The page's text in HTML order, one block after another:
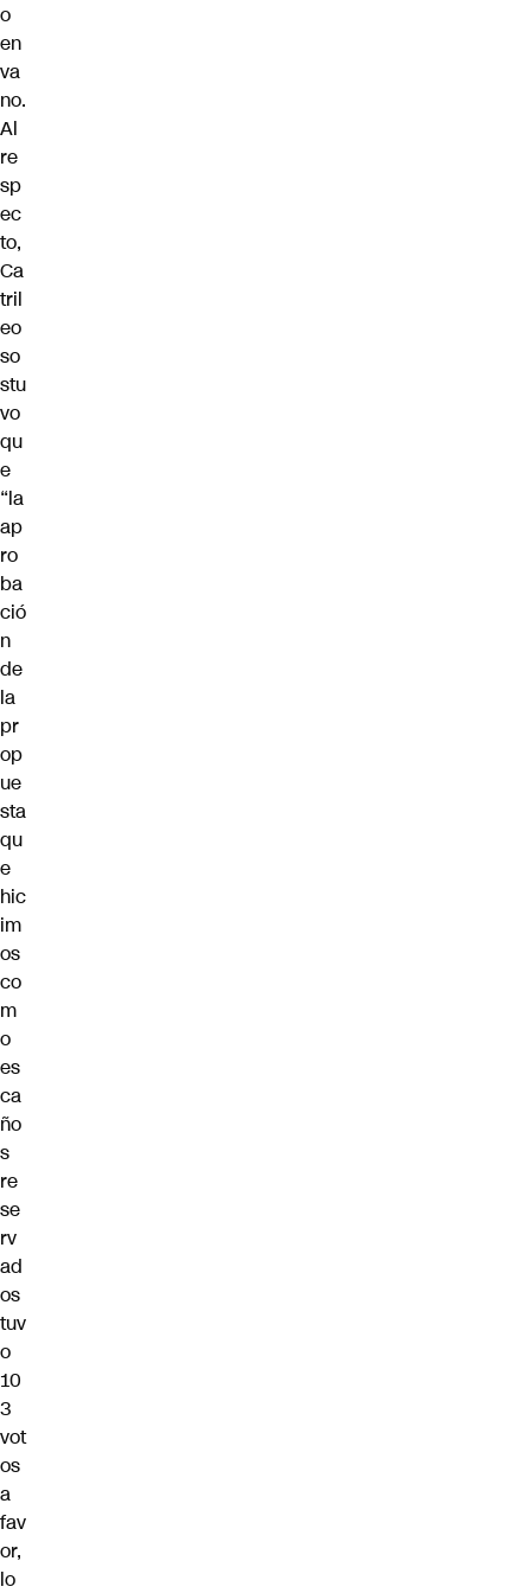
o
en
va
no.
Al
re
sp
ec
to,
Ca
tril
eo
so
stu
vo
qu
e
“la
ap
ro
ba
ció
n
de
la
pr
op
ue
sta
qu
e
hic
im
os
co
m
o
es
ca
ño
s
re
se
rv
ad
os
tuv
o
10
3
vot
os
a
fav
or,
lo